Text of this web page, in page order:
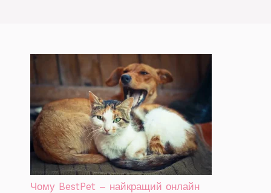
Чому BestPet – найкращий онлайн